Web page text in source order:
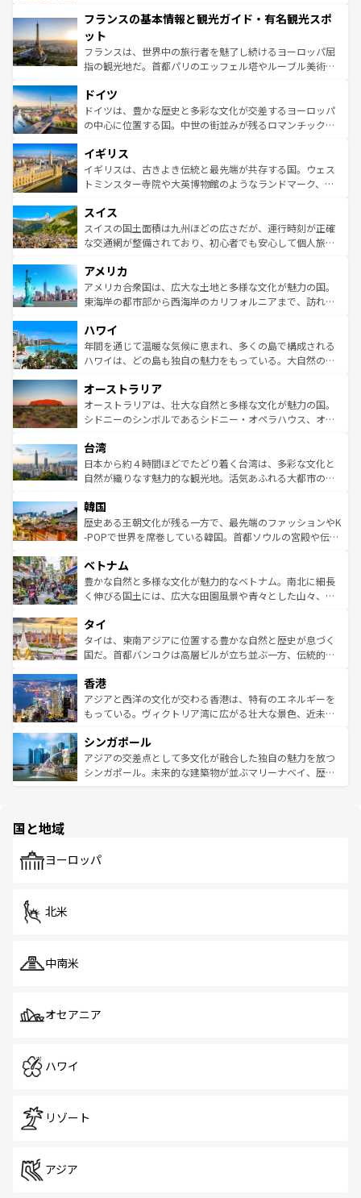
ませてくれるイタリアで、忘れられない旅をしてみよう！
なお、新着のイタリア情報は
しい。
文化が根付くこの国では、情熱的なフラメンコ、熱気あふ
れる闘牛、そして美味しいタパスが生活の一部となってい
る。首都マドリードの洗練された雰囲気や、バルセロナの
アートに溢れた街角から、地方では古代ローマ遺跡や中世
せる。地方によって風土や気候が異なるスペインはその個
性で訪れる人を魅了する。 なお、新着のスペイン情報は コ
ンテンツ一覧を参照してほしい。
フランスの基本情報と観光ガイド・有名観光スポ
ット
フランスは、世界中の旅行者を魅了し続けるヨーロッパ屈
指の観光地だ。首都パリのエッフェル塔やルーブル美術館
で、幅広い魅力が詰まっている。華麗な宮殿、歴史的な大
聖堂、美しいビーチ、そして豊かな自然が、訪れる者を心
から魅了する。また、フランスは美食の国としても知ら
いる。シャンパンの発祥地であるランス、プロヴァンスの
香り高いラベンダー畑など、多彩な楽しみ方が可能だ。さ
らに、パリ以外の地域にも魅力が溢れており、どの街角に
れる地方に足を運ぶとそれぞれで全く異なる文化を体験で
きるだろう。 なお、新着のフランス情報はコンテンツ一覧
を参照してほしい。
ドイツ
ドイツは、豊かな歴史と多彩な文化が交差するヨーロッパ
の中心に位置する国。中世の街並みが残るロマンチック街
顔を持つこの国は、どこを歩いても飽きることがない。ベ
ルリンの文化的活気、バイエルン州のアルプスの絶景、そ
してライン川沿いのワイン畑といった風景は必見。ビール
は、お酒好きな人にはぜひ体験してほしい。 なお、新着の
ドイツ情報はコンテンツ一覧を参照してほしい。
イギリス
イギリスは、古きよき伝統と最先端が共存する国。ウェス
トミンスター寺院や大英博物館のようなランドマーク、歴
リアごとに異なる魅力がある。また、優雅なアフタヌーン
ティー、ビール好きにはたまらない英国パブ、サッカー観
戦など、本場だからこそできる体験も豊富。イギリスを旅
ンツ一覧を参照してほしい。
スイス
スイスの国土面積は九州ほどの広さだが、運行時刻が正確
な交通網が整備されており、初心者でも安心して個人旅行
の建物がそのまま残る町や、スイスならではのユニークな
博物館もあり、アルプス観光だけでなく町歩きも満喫する
ことができる。国民の所得が高いため物価も高いが、旅行
ば市内交通費無料で観光を楽しむこともできる。 なお、新
着のスイス情報はコンテンツ一覧 を参照してほしい。
アメリカ
アメリカ合衆国は、広大な土地と多様な文化が魅力の国。
東海岸の都市部から西海岸のカリフォルニアまで、訪れる
のような巨大都市は、観光、ショッピング、エンターテイ
ンメントが詰まった刺激的なスポットだ。一方、アメリカ
西部には大自然が広がり、グランドキャニオンやイエロー
部のニューオーリンズでは、音楽と美食が融合した独特の
文化が魅力。旅行者はアメリカの各地域で異なる魅力を楽
しみながら、その多様性と豊かな歴史を感じることができ
ならではの贅沢な旅のスタイルだ。 なお、新着のアメリカ
情報はコンテンツ一覧を参照してほしい。
ハワイ
年間を通じて温暖な気候に恵まれ、多くの島で構成される
ハワイは、どの島も独自の魅力をもっている。大自然の神
ワイ島は見逃せない。また、定番の観光地といえばオアフ
島だが、静かな自然を求めるならマウイ島やカウアイ島が
おすすめ。エメラルドグリーンに輝く海をはじめ、豊かな
れるおもてなしの心で訪れる人々を迎えてくれるハワイの
人々、おいしいローカルフードやハワイアンミュージッ
ク、伝統的なフラダンスなど、すべてがハワイの魅力を彩
ワイを、存分に味わってほしい。 なお、新着のハワイ情報
はコンテンツ一覧を参照してほしい。
オーストラリア
オーストラリアは、壮大な自然と多様な文化が魅力の国。
シドニーのシンボルであるシドニー・オペラハウス、オー
リアリーフや大陸中央部にそびえるウルル（エアーズロッ
ク）、タスマニアの美しい原生林やケアンズの熱帯雨林な
ど、見どころがたくさん。また、カフェやワイン、オージ
いる。アクティビティも充実しており、サーフィンやダイ
ビング、ハイキングなど、アウトドア好きにはたまらな
い。オーストラリアの多彩な魅力を存分に味わいつくそ
参照してほしい。
台湾
日本から約４時間ほどでたどり着く台湾は、多彩な文化と
自然が織りなす魅力的な観光地。活気あふれる大都市の台
ン）、静ひつな山岳地帯である台湾東部など、都市の喧騒
と山間の静けさが共存しており、訪れる人に新しい発見と
驚きをもたらしてくれる。また、奥深い台湾の食文化も魅
容にもいいと評判のスイーツなど、バラエティ豊かな料理
が味わえる。 なお、新着の台湾情報は コンテンツ一覧を参
照してほしい。
韓国
歴史ある王朝文化が残る一方で、最先端のファッションやK
-POPで世界を席巻している韓国。首都ソウルの宮殿や伝統
き、地方に足を延ばせば四季折々の自然美を楽しむことが
できる。そして、キムチや焼肉、絶品のストリートフード
まで、さまざまな韓国料理が待っている。夜には、韓国な
リティに包まれながら、韓国の多彩な魅力を心ゆくまで味
わってみてほしい。 なお、新着の韓国情報はコンテンツ一
覧を参照してほしい。
ベトナム
豊かな自然と多様な文化が魅力的なベトナム。南北に細長
く伸びる国土には、広大な田園風景や青々とした山々、世
急速な発展と共に伝統が息づく。ハノイの古い町並みやホ
ーチミン市のフランス統治時代の建物も、独特の雰囲気を
醸し出している。また、バラエティの豊かさとおいしさで
とつ。フォーやバインミー、ベトナムコーヒーなどは、ぜ
ひ現地で味わいたい。どの地域を訪れてもあたたかい人々
が旅行者を迎えてくれるので、きっと忘れられない旅にな
参照してほしい。
タイ
タイは、東南アジアに位置する豊かな自然と歴史が息づく
国だ。首都バンコクは高層ビルが立ち並ぶ一方、伝統的な
の活気が交差している。北部ではチェンマイなどの山岳地
帯で自然と触れ合い、南部ではプーケットやクラビの美し
いビーチでリゾート気分を楽しむことができる。タイ料理
激する。気候は一年中温暖で、どの季節にも異なる楽しみ
が待っている。親しみやすいタイの人々、仏教を中心とし
た文化、そして多様な観光資源が、訪れる旅人を魅了し続
香港
アジアと西洋の文化が交わる香港は、特有のエネルギーを
もっている。ヴィクトリア湾に広がる壮大な景色、近未来
み、どこを訪れても感動するはず。観光スポットが密集し
ており、効率よく見どころを回れるのも魅力。息をのむよ
うな絶景から文化的な体験まで、香港を存分に楽しみ尽く
シンガポール
アジアの交差点として多文化が融合した独自の魅力を放つ
シンガポール。未来的な建築物が並ぶマリーナベイ、歴史
で、ホーカーズは地元の風情を楽しめる外せないスポット
国と地域
ヨーロッパ
北米
中南米
オセアニア
ハワイ
リゾート
アジア